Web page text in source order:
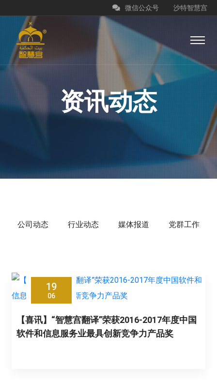
沙特智慧宫
微信公众号
资讯动态
公司动态 行业动态 媒体报道 党群工作
19
06
【喜讯】“智慧宫翻译”荣获2016-2017年度中国
软件和信息服务业最具创新竞争力产品奖